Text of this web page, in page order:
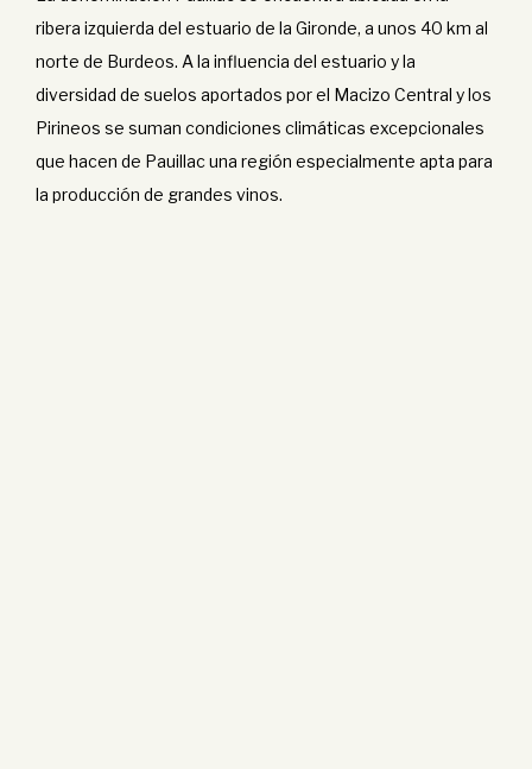
ribera izquierda del estuario de la Gironde, a unos 40 km al
norte de Burdeos. A la influencia del estuario y la
diversidad de suelos aportados por el Macizo Central y los
Pirineos se suman condiciones climáticas excepcionales
que hacen de Pauillac una región especialmente apta para
la producción de grandes vinos.